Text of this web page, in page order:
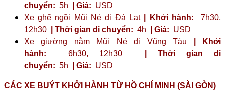
chuyển: 5h | Giá: USD
Xe ghế ngồi Mũi Né đi Đà Lạt
| Khởi hành: 7h30,
12h30
| Thời gian di chuyển: 4h | Giá: USD
Xe giường nằm Mũi Né đi Vũng Tàu
| Khởi
hành: 6h30, 12h30
| Thời gian di
chuyển: 5h | Giá: USD
CÁC XE BUÝT KHỞI HÀNH TỪ HỒ CHÍ MINH (SÀI GÒN)